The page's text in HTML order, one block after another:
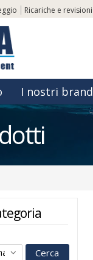
Ricariche e revisioni
I nostri brand
Cerca